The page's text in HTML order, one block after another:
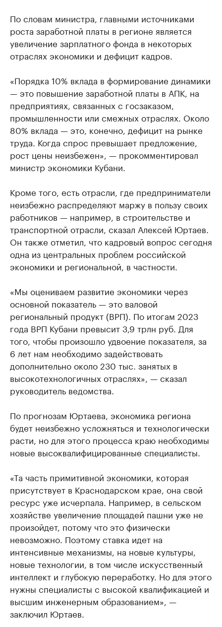
По словам министра, главными источниками
роста заработной платы в регионе является
увеличение зарплатного фонда в некоторых
отраслях экономики и дефицит кадров.
«Порядка 10% вклада в формирование динамики
— это повышение заработной платы в АПК, на
предприятиях, связанных с госзаказом,
промышленности или смежных отраслях. Около
80% вклада — это, конечно, дефицит на рынке
труда. Когда спрос превышает предложение,
рост цены неизбежен», — прокомментировал
министр экономики Кубани.
Кроме того, есть отрасли, где предприниматели
неизбежно распределяют маржу в пользу своих
работников — например, в строительстве и
транспортной отрасли, сказал Алексей Юртаев.
Он также отметил, что кадровый вопрос сегодня
одна из центральных проблем российской
экономики и региональной, в частности.
«Мы оцениваем развитие экономики через
основной показатель — это валовой
региональный продукт (ВРП). По итогам 2023
года ВРП Кубани превысит 3,9 трлн руб. Для
того, чтобы произошло удвоение показателя, за
6 лет нам необходимо задействовать
дополнительно около 230 тыс. занятых в
высокотехнологичных отраслях», — сказал
руководитель ведомства.
По прогнозам Юртаева, экономика региона
будет неизбежно усложняться и технологически
расти, но для этого процесса краю необходимы
новые высоквалифицированные специалисты.
«Та часть примитивной экономики, которая
присутствует в Краснодарском крае, она свой
ресурс уже исчерпала. Например, в сельском
хозяйстве увеличение площадей пашни уже не
произойдет, потому что это физически
невозможно. Поэтому ставка идет на
интенсивные механизмы, на новые культуры,
новые технологии, в том числе искусственный
интеллект и глубокую переработку. Но для этого
нужны специалисты с высокой квалификацией и
высшим инженерным образованием», —
заключил Юртаев.